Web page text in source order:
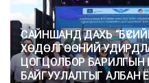
САЙНШАНД ДАХЬ
ХӨДӨЛГӨӨНИЙ
ЦОГЦОЛБОР БАРИЛГЫН
БАЙГУУЛАЛТЫГ АЛБАН